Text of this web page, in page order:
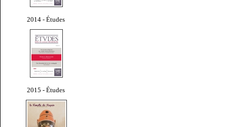
2014 - Études
2015 - Études